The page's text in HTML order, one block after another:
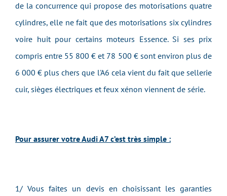
de la concurrence qui propose des motorisations quatre
cylindres, elle ne fait que des motorisations six cylindres
voire huit pour certains moteurs Essence. Si ses prix
compris entre 55 800 € et 78 500 € sont environ plus de
6 000 € plus chers que l'A6 cela vient du fait que sellerie
cuir, sièges électriques et feux xénon viennent de série.
Pour assurer votre Audi A7 c’est très simple :
1/ Vous faites un devis en choisissant les garanties